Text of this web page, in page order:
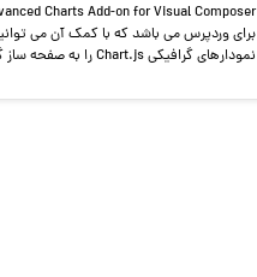
برای وردپرس می باشد که با کمک آن می
نمودارهای گرافیکی Chart.js را به صفحه ساز گرافیکی ویژوال […]